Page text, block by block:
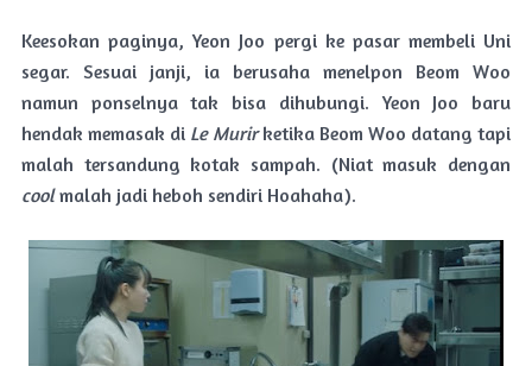
Keesokan paginya, Yeon Joo pergi ke pasar membeli Uni
segar. Sesuai janji, ia berusaha menelpon Beom Woo
namun ponselnya tak bisa dihubungi. Yeon Joo baru
hendak memasak di Le Murirketika Beom Woo datang tapi
malah tersandung kotak sampah. (Niat masuk dengan
coolmalah jadi heboh sendiri Hoahaha).